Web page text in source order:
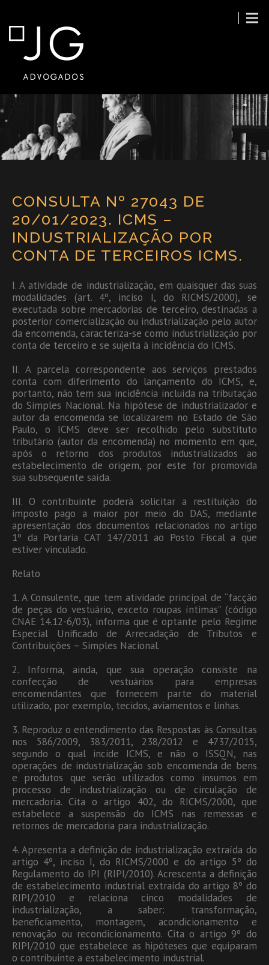
CONSULTA Nº 27043 DE
20/01/2023. ICMS –
INDUSTRIALIZAÇÃO POR
CONTA DE TERCEIROS ICMS.
I. A atividade de industrialização, em quaisquer das suas
modalidades (art. 4º, inciso I, do RICMS/2000), se
executada sobre mercadorias de terceiro, destinadas a
posterior comercialização ou industrialização pelo autor
da encomenda, caracteriza-se como industrialização por
conta de terceiro e se sujeita à incidência do ICMS.
II. A parcela correspondente aos serviços prestados
conta com diferimento do lançamento do ICMS, e,
portanto, não tem sua incidência incluída na tributação
do Simples Nacional. Na hipótese de industrializador e
autor da encomenda se localizarem no Estado de São
Paulo, o ICMS deve ser recolhido pelo substituto
tributário (autor da encomenda) no momento em que,
após o retorno dos produtos industrializados ao
estabelecimento de origem, por este for promovida
sua subsequente saída.
III. O contribuinte poderá solicitar a restituição do
imposto pago a maior por meio do DAS, mediante
apresentação dos documentos relacionados no artigo
1º da Portaria CAT 147/2011 ao Posto Fiscal a que
estiver vinculado.
Relato
1. A Consulente, que tem atividade principal de “facção
de peças do vestuário, exceto roupas íntimas” (código
CNAE 14.12-6/03), informa que é optante pelo Regime
Especial Unificado de Arrecadação de Tributos e
Contribuições – Simples Nacional.
2. Informa, ainda, que sua operação consiste na
confecção de vestuários para empresas
encomendantes que fornecem parte do material
utilizado, por exemplo, tecidos, aviamentos e linhas.
3. Reproduz o entendimento das Respostas às Consultas
nos 586/2009, 383/2011, 238/2012 e 4737/2015,
segundo o qual incide ICMS, e não o ISSQN, nas
operações de industrialização sob encomenda de bens
e produtos que serão utilizados como insumos em
processo de industrialização ou de circulação de
mercadoria. Cita o artigo 402, do RICMS/2000, que
estabelece a suspensão do ICMS nas remessas e
retornos de mercadoria para industrialização.
4. Apresenta a definição de industrialização extraída do
artigo 4º, inciso I, do RICMS/2000 e do artigo 5º do
Regulamento do IPI (RIPI/2010). Acrescenta a definição
de estabelecimento industrial extraída do artigo 8º do
RIPI/2010 e relaciona cinco modalidades de
industrialização, a saber: transformação,
beneficiamento, montagem, acondicionamento e
renovação ou recondicionamento. Cita o artigo 9º do
RIPI/2010 que estabelece as hipóteses que equiparam
o contribuinte a estabelecimento industrial.